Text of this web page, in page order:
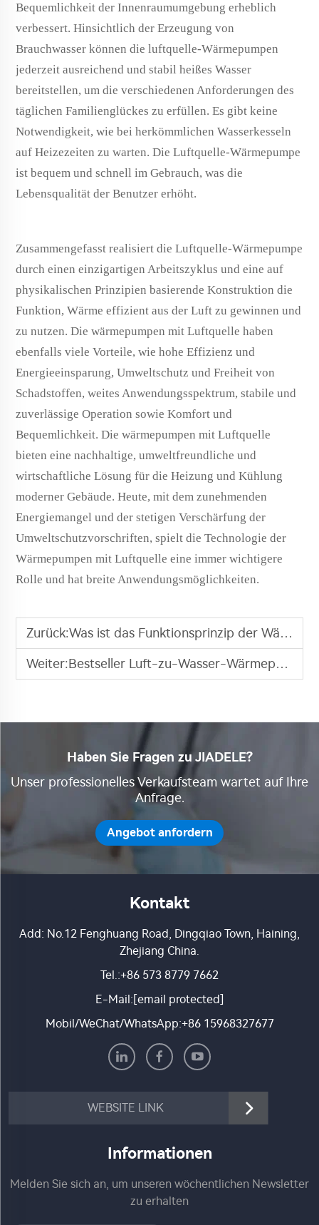
Bequemlichkeit der Innenraumumgebung erheblich
verbessert. Hinsichtlich der Erzeugung von
Brauchwasser können die luftquelle-Wärmepumpen
jederzeit ausreichend und stabil heißes Wasser
bereitstellen, um die verschiedenen Anforderungen des
täglichen Familienglückes zu erfüllen. Es gibt keine
Notwendigkeit, wie bei herkömmlichen Wasserkesseln
auf Heizezeiten zu warten. Die Luftquelle-Wärmepumpe
ist bequem und schnell im Gebrauch, was die
Lebensqualität der Benutzer erhöht.
Zusammengefasst realisiert die Luftquelle-Wärmepumpe
durch einen einzigartigen Arbeitszyklus und eine auf
physikalischen Prinzipien basierende Konstruktion die
Funktion, Wärme effizient aus der Luft zu gewinnen und
zu nutzen. Die wärmepumpen mit Luftquelle haben
ebenfalls viele Vorteile, wie hohe Effizienz und
Energieeinsparung, Umweltschutz und Freiheit von
Schadstoffen, weites Anwendungsspektrum, stabile und
zuverlässige Operation sowie Komfort und
Bequemlichkeit. Die wärmepumpen mit Luftquelle
bieten eine nachhaltige, umweltfreundliche und
wirtschaftliche Lösung für die Heizung und Kühlung
moderner Gebäude. Heute, mit dem zunehmenden
Energiemangel und der stetigen Verschärfung der
Umweltschutzvorschriften, spielt die Technologie der
Wärmepumpen mit Luftquelle eine immer wichtigere
Rolle und hat breite Anwendungsmöglichkeiten.
Zurück:Was ist das Funktionsprinzip der Wärmepumpe mit Luftquelle?
Weiter:Bestseller Luft-zu-Wasser-Wärmepumpen in Europa
Haben Sie Fragen zu JIADELE?
Unser professionelles Verkaufsteam wartet auf Ihre
Anfrage.
Angebot anfordern
Kontakt
Add: No.12 Fenghuang Road, Dingqiao Town, Haining,
Zhejiang China.
Tel.:+86 573 8779 7662
E-Mail:[email protected]
Mobil/WeChat/WhatsApp:+86 15968327677
WEBSITE LINK
Informationen
Melden Sie sich an, um unseren wöchentlichen Newsletter
zu erhalten